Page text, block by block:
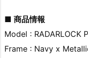
■ 商品情報
Model : RADARLOCK
Frame : Navy x